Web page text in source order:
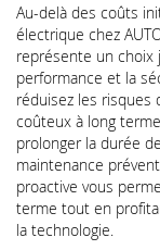
Au-delà des coûts
électrique chez
représente un choix
performance et la
réduisez les risques
coûteux à long
prolonger la durée
maintenance
proactive vous
terme tout en
la technologie.